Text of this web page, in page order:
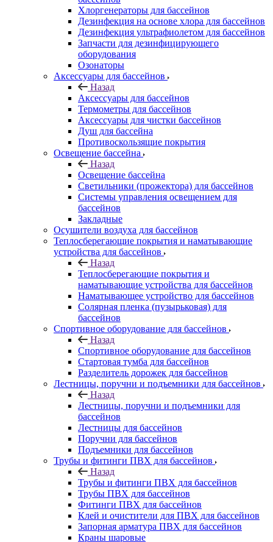
Хлоргенераторы для бассейнов
Дезинфекция на основе хлора для бассейнов
Дезинфекция ультрафиолетом для бассейнов
Запчасти для дезинфицирующего
оборудования
Озонаторы
Аксессуары для бассейнов
Назад
Аксессуары для бассейнов
Термометры для бассейнов
Аксессуары для чистки бассейнов
Душ для бассейна
Противоскользящие покрытия
Освещение бассейна
Назад
Освещение бассейна
Светильники (прожектора) для бассейнов
Системы управления освещением для
бассейнов
Закладные
Осушители воздуха для бассейнов
Теплосберегающие покрытия и наматывающие
устройства для бассейнов
Назад
Теплосберегающие покрытия и
наматывающие устройства для бассейнов
Наматывающее устройство для бассейнов
Солярная пленка (пузырьковая) для
бассейнов
Спортивное оборудование для бассейнов
Назад
Спортивное оборудование для бассейнов
Стартовая тумба для бассейнов
Разделитель дорожек для бассейнов
Лестницы, поручни и подъемники для бассейнов
Назад
Лестницы, поручни и подъемники для
бассейнов
Лестницы для бассейнов
Поручни для бассейнов
Подъемники для бассейнов
Трубы и фитинги ПВХ для бассейнов
Назад
Трубы и фитинги ПВХ для бассейнов
Трубы ПВХ для бассейнов
Фитинги ПВХ для бассейнов
Клей и очистители для ПВХ для бассейнов
Запорная арматура ПВХ для бассейнов
Краны шаровые